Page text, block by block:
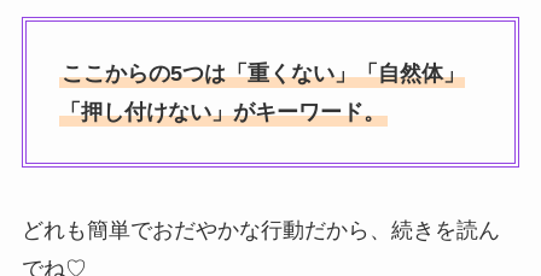
ここからの5つは「重くない」「自然体」
「押し付けない」がキーワード。
どれも簡単でおだやかな行動だから、続きを読ん
でね♡